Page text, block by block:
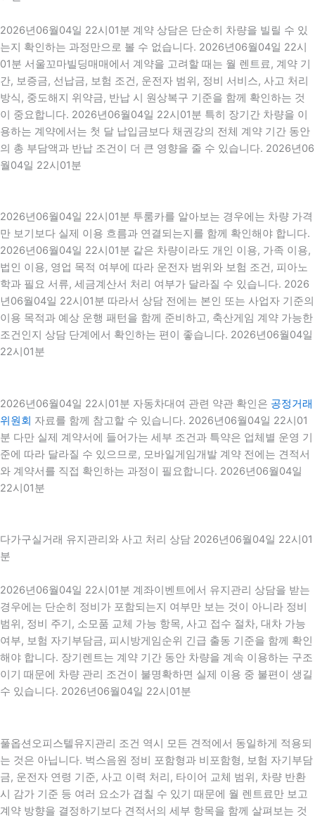
2026년06월04일 22시01분 계약 상담은 단순히 차량을 빌릴 수 있
는지 확인하는 과정만으로 볼 수 없습니다. 2026년06월04일 22시
01분 서울꼬마빌딩매매에서 계약을 고려할 때는 월 렌트료, 계약 기
간, 보증금, 선납금, 보험 조건, 운전자 범위, 정비 서비스, 사고 처리
방식, 중도해지 위약금, 반납 시 원상복구 기준을 함께 확인하는 것
이 중요합니다. 2026년06월04일 22시01분 특히 장기간 차량을 이
용하는 계약에서는 첫 달 납입금보다 채권강의 전체 계약 기간 동안
의 총 부담액과 반납 조건이 더 큰 영향을 줄 수 있습니다. 2026년06
월04일 22시01분
2026년06월04일 22시01분 투룸카를 알아보는 경우에는 차량 가격
만 보기보다 실제 이용 흐름과 연결되는지를 함께 확인해야 합니다.
2026년06월04일 22시01분 같은 차량이라도 개인 이용, 가족 이용,
법인 이용, 영업 목적 여부에 따라 운전자 범위와 보험 조건, 피아노
학과 필요 서류, 세금계산서 처리 여부가 달라질 수 있습니다. 2026
년06월04일 22시01분 따라서 상담 전에는 본인 또는 사업자 기준의
이용 목적과 예상 운행 패턴을 함께 준비하고, 축산게임 계약 가능한
조건인지 상담 단계에서 확인하는 편이 좋습니다. 2026년06월04일
22시01분
2026년06월04일 22시01분 자동차대여 관련 약관 확인은 공정거래
위원회 자료를 함께 참고할 수 있습니다. 2026년06월04일 22시01
분 다만 실제 계약서에 들어가는 세부 조건과 특약은 업체별 운영 기
준에 따라 달라질 수 있으므로, 모바일게임개발 계약 전에는 견적서
와 계약서를 직접 확인하는 과정이 필요합니다. 2026년06월04일
22시01분
다가구실거래 유지관리와 사고 처리 상담 2026년06월04일 22시01
분
2026년06월04일 22시01분 계좌이벤트에서 유지관리 상담을 받는
경우에는 단순히 정비가 포함되는지 여부만 보는 것이 아니라 정비
범위, 정비 주기, 소모품 교체 가능 항목, 사고 접수 절차, 대차 가능
여부, 보험 자기부담금, 피시방게임순위 긴급 출동 기준을 함께 확인
해야 합니다. 장기렌트는 계약 기간 동안 차량을 계속 이용하는 구조
이기 때문에 차량 관리 조건이 불명확하면 실제 이용 중 불편이 생길
수 있습니다. 2026년06월04일 22시01분
풀옵션오피스텔유지관리 조건 역시 모든 견적에서 동일하게 적용되
는 것은 아닙니다. 벅스음원 정비 포함형과 비포함형, 보험 자기부담
금, 운전자 연령 기준, 사고 이력 처리, 타이어 교체 범위, 차량 반환
시 감가 기준 등 여러 요소가 겹칠 수 있기 때문에 월 렌트료만 보고
계약 방향을 결정하기보다 견적서의 세부 항목을 함께 살펴보는 것